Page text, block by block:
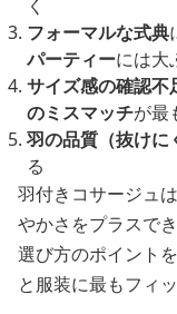
く
フォーマルな式典
パーティーには大
サイズ感の確認不
のミスマッチが最
羽の品質（抜けに
る
羽付きコサージュ
やかさをプラスで
選び方のポイント
と服装に最もフィ